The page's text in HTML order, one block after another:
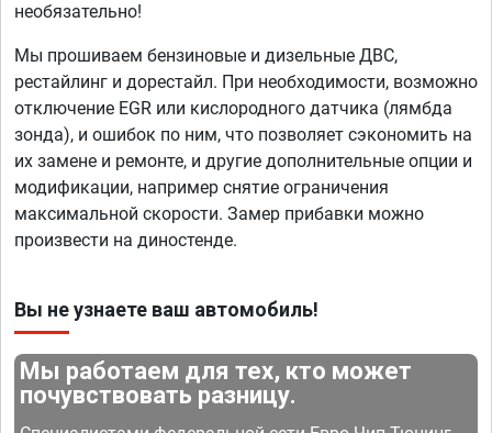
необязательно!
Мы прошиваем бензиновые и дизельные ДВС,
рестайлинг и дорестайл. При необходимости, возможно
отключение EGR или кислородного датчика (лямбда
зонда), и ошибок по ним, что позволяет сэкономить на
их замене и ремонте, и другие дополнительные опции и
модификации, например снятие ограничения
максимальной скорости. Замер прибавки можно
произвести на диностенде.
Вы не узнаете ваш автомобиль!
Мы работаем для тех, кто может
почувствовать разницу.